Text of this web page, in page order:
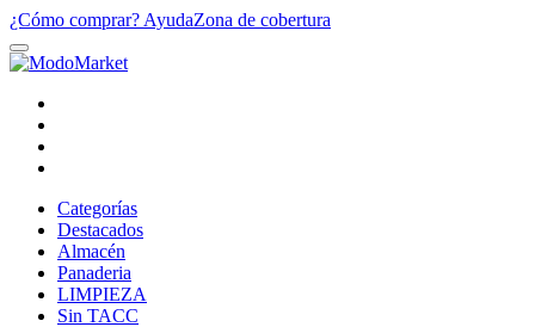
¿Cómo comprar? AyudaZona de cobertura
Categorías
Destacados
Almacén
Panaderia
LIMPIEZA
Sin TACC